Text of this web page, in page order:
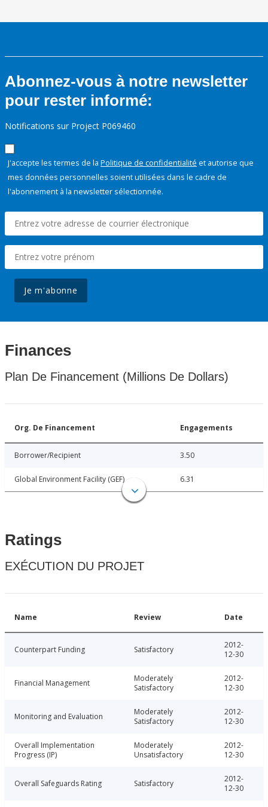
Abonnez-vous à notre newsletter
pour rester informé:
Notifications sur Project P069460
J'accepte les termes de la Politique de confidentialité et autorise que
mes données personnelles soient utilisées dans le cadre de
l'abonnement à la newsletter sélectionnée.
Je m'abonne
Finances
Plan De Financement (Millions De Dollars)
Org. De Financement Engagements
Borrower/Recipient 3.50
Global Environment Facility (GEF) 6.31
Ratings
EXÉCUTION DU PROJET
Name Review Date
Counterpart Funding Satisfactory
2012-
12-30
Financial Management
Moderately
Satisfactory
2012-
12-30
Monitoring and Evaluation
Moderately
Satisfactory
2012-
12-30
Overall Implementation
Progress (IP)
Moderately
Unsatisfactory
2012-
12-30
Overall Safeguards Rating Satisfactory
2012-
12-30